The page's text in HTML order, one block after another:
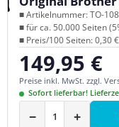
■ Artikelnummer: TO-
■ für ca. 50.000 Seiten
■ Preis/100 Seiten: 0,30 €
Regulärer Preis:
149,95 €
Preise inkl. MwSt. zzgl.
Sofort lieferbar!
− +